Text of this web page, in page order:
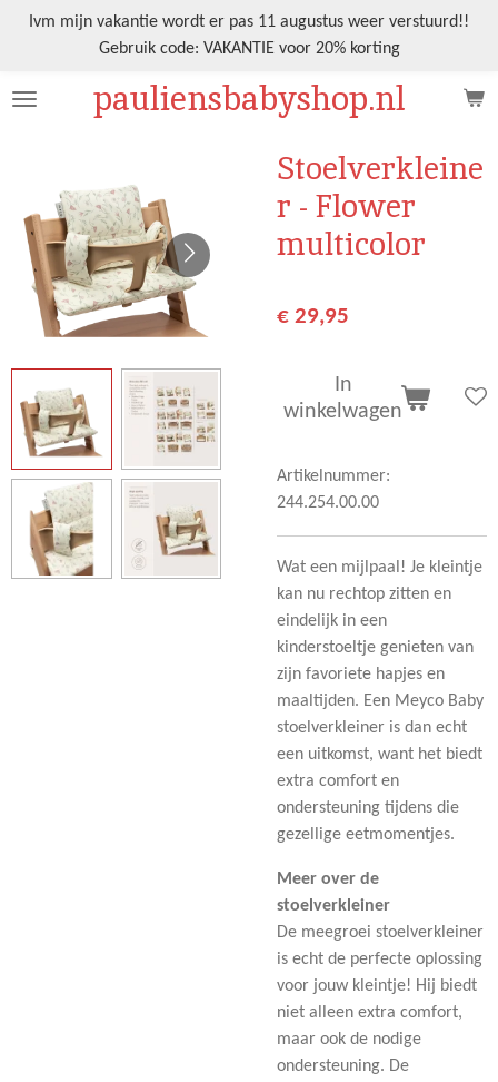
Ga
de
pauliensbabyshop.nl
Ivm mijn vakantie wordt er pas 11 augustus weer verstuurd!!
Gebruik code: VAKANTIE voor 20% korting
Stoelverkleine
r - Flower
multicolor
€ 29,95
In
winkelwagen
Artikelnummer:
244.254.00.00
Wat een mijlpaal! Je kleintje
kan nu rechtop zitten en
eindelijk in een
kinderstoeltje genieten van
zijn favoriete hapjes en
maaltijden. Een Meyco Baby
stoelverkleiner is dan echt
een uitkomst, want het biedt
extra comfort en
ondersteuning tijdens die
gezellige eetmomentjes.
Meer over de
stoelverkleiner
De meegroei stoelverkleiner
is echt de perfecte oplossing
voor jouw kleintje! Hij biedt
niet alleen extra comfort,
maar ook de nodige
ondersteuning. De